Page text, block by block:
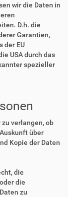
wir die Daten in
D.h. die
Garantien,
der EU
USA durch das
spezieller
verlangen, ob
über
Kopie der Daten
die
die
zu